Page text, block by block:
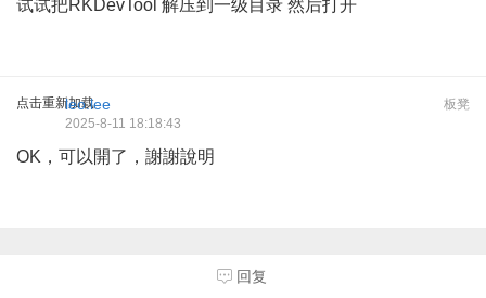
试试把RKDevTool 解压到一级目录 然后打开
点击重新加载 板凳
leo.lee
2025-8-11 18:18:43
OK，可以開了，謝謝說明
回复